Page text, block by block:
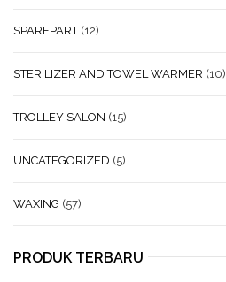
SPAREPART (12)
STERILIZER AND TOWEL WARMER (10)
TROLLEY SALON (15)
UNCATEGORIZED (5)
WAXING (57)
PRODUK TERBARU